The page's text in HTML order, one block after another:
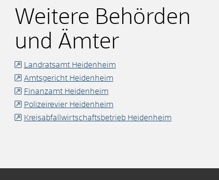
Weitere Behörden
und Ämter
Landratsamt Heidenheim
Amtsgericht Heidenheim
Finanzamt Heidenheim
Polizeirevier Heidenheim
Kreisabfallwirtschaftsbetrieb Heidenheim